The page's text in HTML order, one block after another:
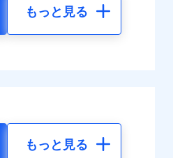
もっと見る
もっと見る